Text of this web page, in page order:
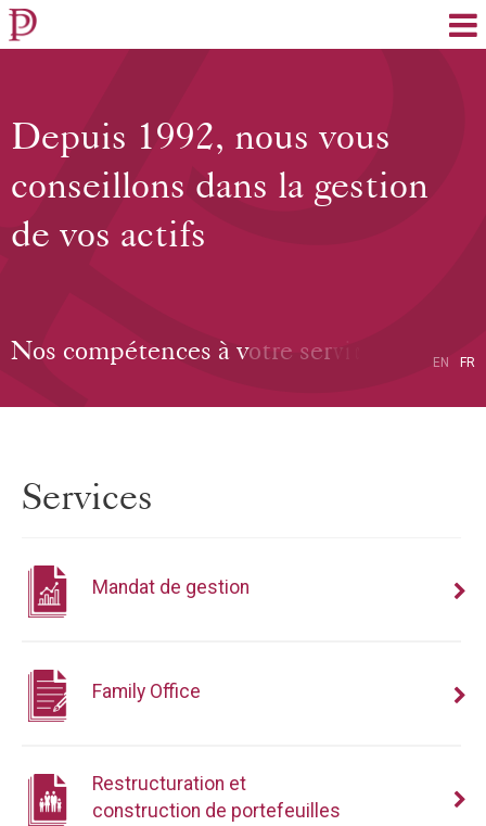
FR
EN
Services
Mandat de gestion
Family Office
Restructuration et
construction de portefeuilles